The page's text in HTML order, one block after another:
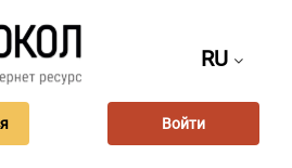
RU
Войти